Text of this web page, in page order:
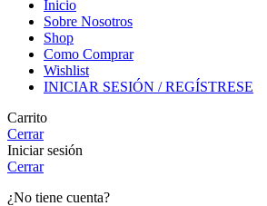
Inicio
Sobre Nosotros
Shop
Como Comprar
Wishlist
INICIAR SESIÓN / REGÍSTRESE
Carrito
Cerrar
Iniciar sesión
Cerrar
¿No tiene cuenta?